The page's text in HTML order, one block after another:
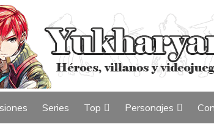
Series Top Personajes